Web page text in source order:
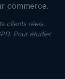
commerce.
clients réels.
Pour étudier